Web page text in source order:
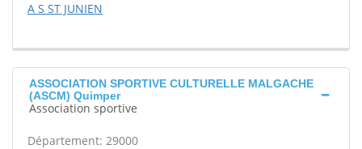
A S ST JUNIEN
ASSOCIATION SPORTIVE CULTURELLE MALGACHE
(ASCM) Quimper
Association sportive
Département: 29000